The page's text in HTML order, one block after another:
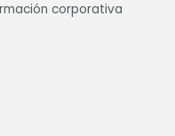
corporativa